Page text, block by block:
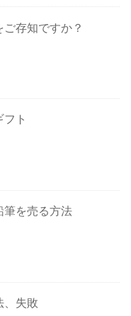
存知ですか？
ト
筆を売る方法
、失敗